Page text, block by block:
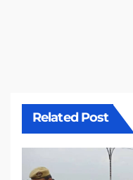
Related Post